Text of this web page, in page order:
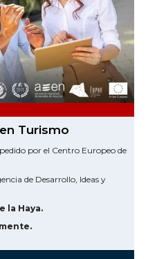
Turismo
por el Centro Europeo de
de Desarrollo, Ideas y
la Haya.